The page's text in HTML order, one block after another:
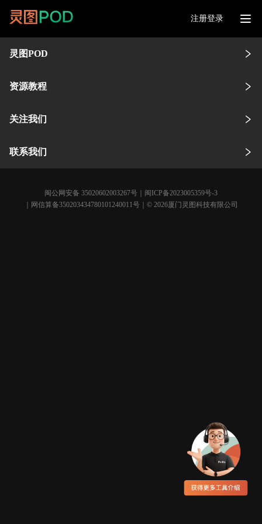
注册登录
灵图POD
资源教程
关注我们
联系我们
闽公网安备 35020602003267号
闽ICP备2023005359号-3
｜网信算备350203434780101240011号｜© 2026厦门灵图科技有限公司